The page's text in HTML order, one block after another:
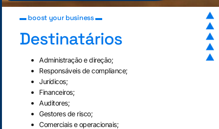
▬ boost your business ▬
Destinatários
Administração e direção;
Responsáveis de compliance;
Jurídicos;
Financeiros;
Auditores;
Gestores de risco;
Comerciais e operacionais;